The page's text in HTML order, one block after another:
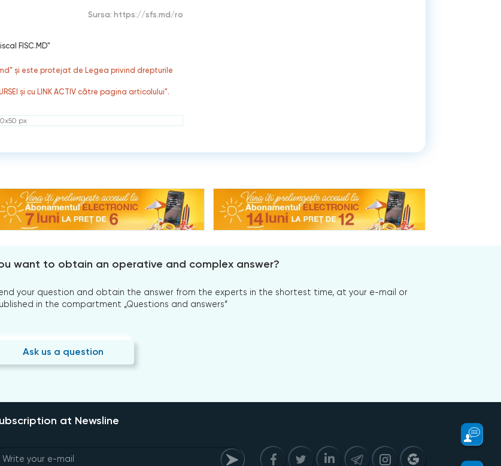
Sursa:https://sfs.md/ro
FISC.MD"
și este protejat de Legea privind drepturile
și cu LINK ACTIV către pagina articolului”.
px
want to obtain an operative and complex answer?
your question and obtain the answer from the experts in the shortest time, at your e-mail or
in the compartment „Questions and answers”
Ask us a question
at Newsline